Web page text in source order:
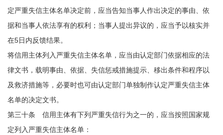
定严重失信主体名单决定前，应当告知当事人作出决定的事由、依
据和当事人依法享有的权利；当事人提出异议的，应当予以核实并
在5日内反馈结果。
将信用主体列入严重失信主体名单，应当由认定部门依据相应的法
律文书，载明事由、依据、失信惩戒措施提示、移出条件和程序以
及救济措施等，必要时也可由认定部门单独制作认定严重失信主体
名单的决定文书。
第三十条 信用主体有下列严重失信行为之一的，应当按照国家规
定列入严重失信主体名单：